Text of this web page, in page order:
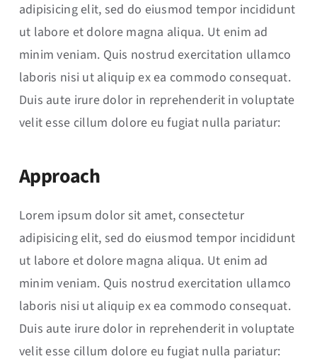
adipisicing elit, sed do eiusmod tempor incididunt
ut labore et dolore magna aliqua. Ut enim ad
minim veniam. Quis nostrud exercitation ullamco
laboris nisi ut aliquip ex ea commodo consequat.
Duis aute irure dolor in reprehenderit in voluptate
velit esse cillum dolore eu fugiat nulla pariatur:
Approach
Lorem ipsum dolor sit amet, consectetur
adipisicing elit, sed do eiusmod tempor incididunt
ut labore et dolore magna aliqua. Ut enim ad
minim veniam. Quis nostrud exercitation ullamco
laboris nisi ut aliquip ex ea commodo consequat.
Duis aute irure dolor in reprehenderit in voluptate
velit esse cillum dolore eu fugiat nulla pariatur: